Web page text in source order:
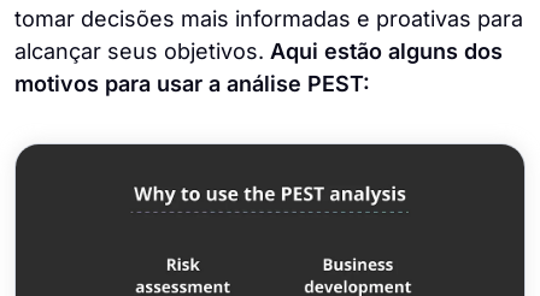
tomar decisões mais informadas e proativas para
alcançar seus objetivos. Aqui estão alguns dos
motivos para usar a análise PEST: